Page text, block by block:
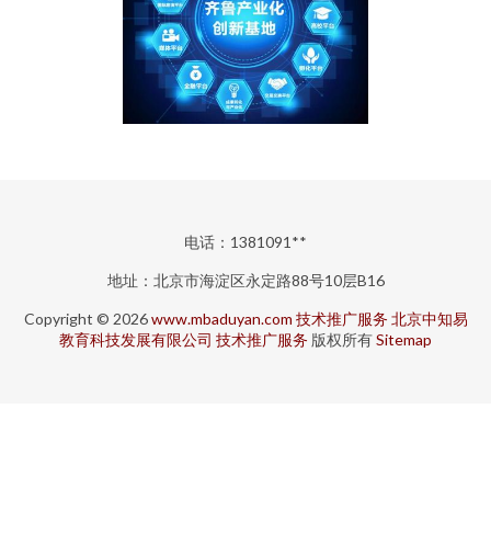
电话：1381091**
地址：北京市海淀区永定路88号10层B16
Copyright © 2026www.mbaduyan.com 技术推广服务 北京中知易
教育科技发展有限公司 技术推广服务 版权所有Sitemap